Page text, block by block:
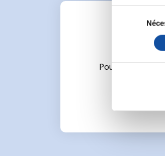
Si vous le
Pour en
.
vous leur
t
n
u
Pour écrire un